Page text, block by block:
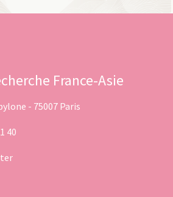
France-Asie
- 75007 Paris
40